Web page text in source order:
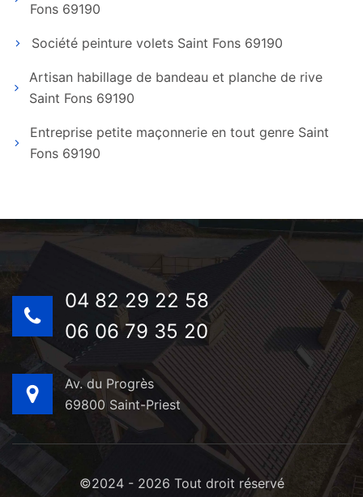
Fons 69190
Société peinture volets Saint Fons 69190
Artisan habillage de bandeau et planche de rive
Saint Fons 69190
Entreprise petite maçonnerie en tout genre Saint
Fons 69190
04 82 29 22 58
06 06 79 35 20
Av. du Progrès
69800 Saint-Priest
©2024 - 2026 Tout droit réservé